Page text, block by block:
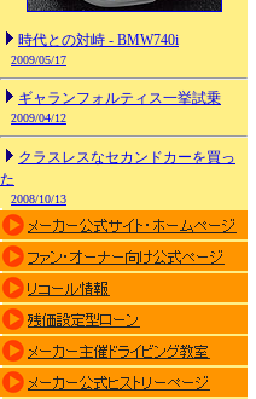
時代との対峙 - BMW740i
2009/05/17
ギャランフォルティス一挙試乗
2009/04/12
クラスレスなセカンドカーを買っ
た
2008/10/13